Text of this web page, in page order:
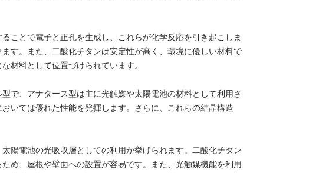
ことで電子と正孔を生成し、これらが化学反応を引き起こしま
す。また、二酸化チタンは安定性が高く、環境に優しい材料で
材料として位置づけられています。
で、アナタース型は主に光触媒や太陽電池の材料として利用さ
いては優れた性能を発揮します。さらに、これらの結晶構造
陽電池の光吸収層としての利用が挙げられます。二酸化チタン
め、屋根や壁面への設置が容易です。また、光触媒機能を利用